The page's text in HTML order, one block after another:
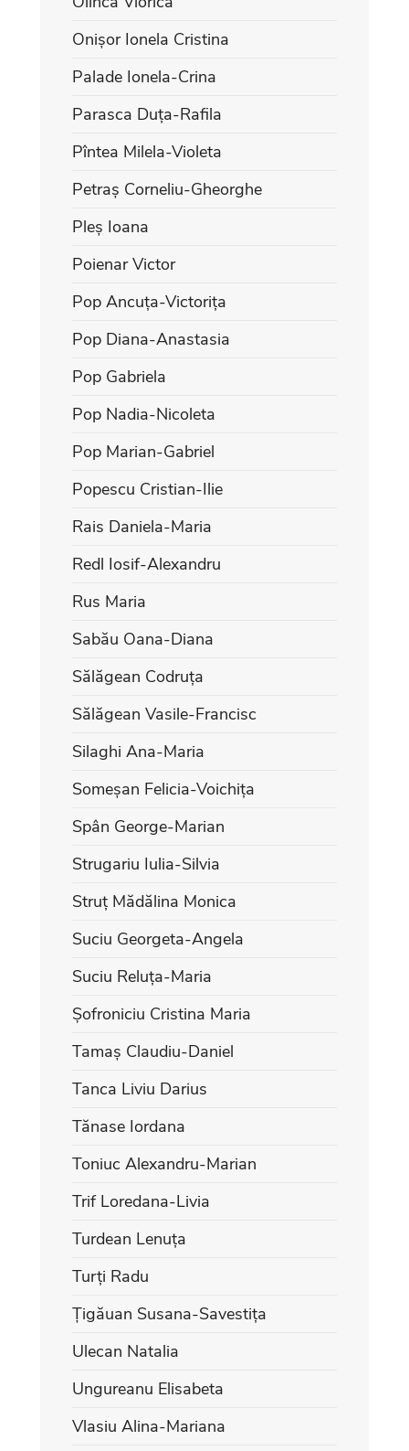
Onișor Ionela Cristina
Palade Ionela-Crina
Parasca Duța-Rafila
Pîntea Milela-Violeta
Petraș Corneliu-Gheorghe
Pleș Ioana
Poienar Victor
Pop Ancuța-Victorița
Pop Diana-Anastasia
Pop Gabriela
Pop Nadia-Nicoleta
Pop Marian-Gabriel
Popescu Cristian-Ilie
Rais Daniela-Maria
Redl Iosif-Alexandru
Rus Maria
Sabău Oana-Diana
Sălăgean Codruța
Sălăgean Vasile-Francisc
Silaghi Ana-Maria
Someșan Felicia-Voichița
Spân George-Marian
Strugariu Iulia-Silvia
Struț Mădălina Monica
Suciu Georgeta-Angela
Suciu Reluța-Maria
Șofroniciu Cristina Maria
Tamaș Claudiu-Daniel
Tanca Liviu Darius
Tănase Iordana
Toniuc Alexandru-Marian
Trif Loredana-Livia
Turdean Lenuța
Turți Radu
Țigăuan Susana-Savestița
Ulecan Natalia
Ungureanu Elisabeta
Vlasiu Alina-Mariana